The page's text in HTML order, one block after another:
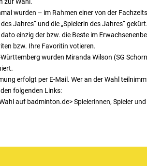
wurden – im Rahmen einer von der
des Jahres“ und die „Spielerin des Jahres“
einzig der bzw. die Beste im
bzw. Ihre Favoritin votieren.
wurden Miranda Wilson (SG
erfolgt per E-Mail. Wer an der Wahl
folgenden Links:
auf badminton.de> Spielerinnen, Spieler